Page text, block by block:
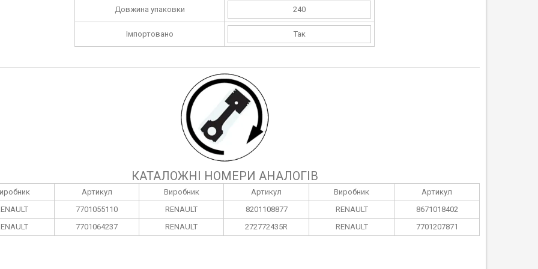
Довжина упаковки 240
Імпортовано Так
КАТАЛОЖНІ НОМЕРИ АНАЛОГІВ
Артикул Виробник Артикул Виробник
Артикул
7701055110 RENAULT 8201108877 RENAULT
8671018402
7701064237 RENAULT 272772435R RENAULT 7701207871